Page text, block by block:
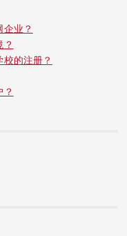
业？
？
的注册？
？